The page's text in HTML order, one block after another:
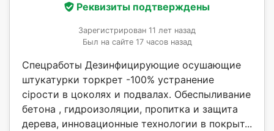
Реквизиты подтверждены
Зарегистрирован 11 лет назад
Был на сайте 17 часов назад
Спецработы Дезинфицирующие осушающие
штукатурки торкрет -100% устранение
сірости в цоколях и подвалах. Обеспыливание
бетона , гидроизоляции, пропитка и защита
дерева, инновационные технологии в покрыт...